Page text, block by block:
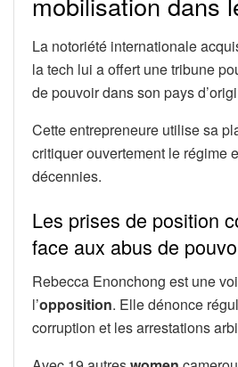
La notoriété internationale
la tech lui a offert une tribune
de pouvoir dans son pays
Cette entrepreneure utilise sa
critiquer ouvertement le régime
décennies.
Les prises de position
face aux abus de
Rebecca Enonchong est une
l’opposition. Elle dénonce
corruption et les arrestations